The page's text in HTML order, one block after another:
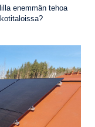
enemmän tehoa